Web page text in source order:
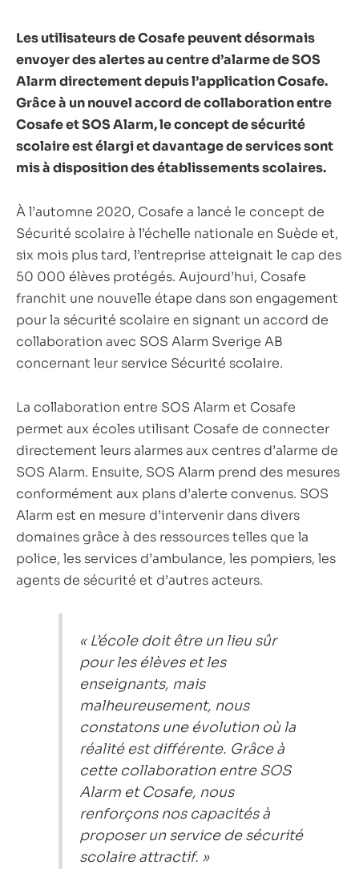
Les utilisateurs de Cosafe peuvent désormais
envoyer des alertes au centre d’alarme de SOS
Alarm directement depuis l’application Cosafe.
Grâce à un nouvel accord de collaboration entre
Cosafe et SOS Alarm, le concept de sécurité
scolaire est élargi et davantage de services sont
mis à disposition des établissements scolaires.
À l’automne 2020, Cosafe a lancé le concept de
Sécurité scolaire à l’échelle nationale en Suède et,
six mois plus tard, l’entreprise atteignait le cap des
50 000 élèves protégés. Aujourd’hui, Cosafe
franchit une nouvelle étape dans son engagement
pour la sécurité scolaire en signant un accord de
collaboration avec SOS Alarm Sverige AB
concernant leur service Sécurité scolaire.
La collaboration entre SOS Alarm et Cosafe
permet aux écoles utilisant Cosafe de connecter
directement leurs alarmes aux centres d’alarme de
SOS Alarm. Ensuite, SOS Alarm prend des mesures
conformément aux plans d’alerte convenus. SOS
Alarm est en mesure d’intervenir dans divers
domaines grâce à des ressources telles que la
police, les services d’ambulance, les pompiers, les
agents de sécurité et d’autres acteurs.
« L’école doit être un lieu sûr
pour les élèves et les
enseignants, mais
malheureusement, nous
constatons une évolution où la
réalité est différente. Grâce à
cette collaboration entre SOS
Alarm et Cosafe, nous
renforçons nos capacités à
proposer un service de sécurité
scolaire attractif. »